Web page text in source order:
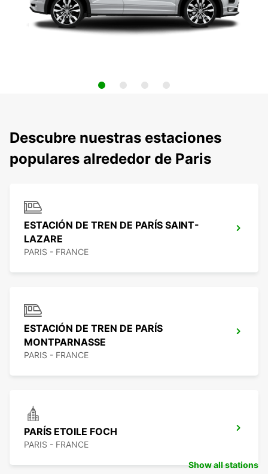
Descubre nuestras estaciones
populares alrededor de Paris
ESTACIÓN DE TREN DE PARÍS SAINT-
LAZARE
PARIS - FRANCE
ESTACIÓN DE TREN DE PARÍS
MONTPARNASSE
PARIS - FRANCE
PARÍS ETOILE FOCH
PARIS - FRANCE
Show all stations